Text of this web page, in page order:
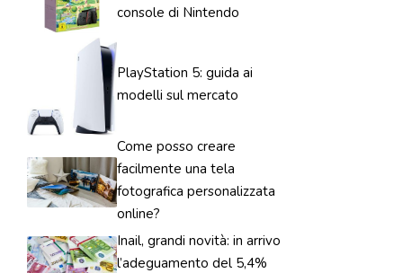
console di Nintendo
PlayStation 5: guida ai
modelli sul mercato
Come posso creare
facilmente una tela
fotografica personalizzata
online?
Inail, grandi novità: in arrivo
l’adeguamento del 5,4%